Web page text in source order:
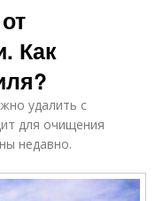
Как
удалить с
для очищения
недавно.